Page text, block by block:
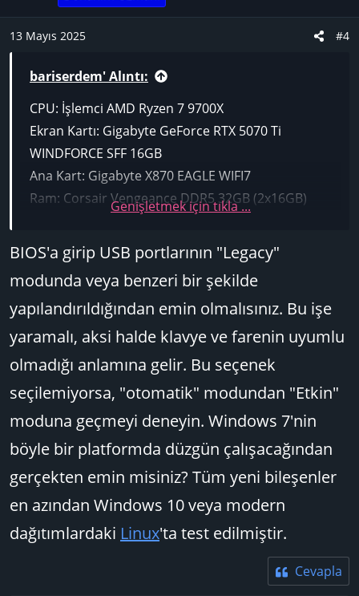
t
13 Mayıs 2025 #4
bariserdem' Alıntı:
CPU: İşlemci AMD Ryzen 7 9700X
Ekran Kartı: Gigabyte GeForce RTX 5070 Ti
WINDFORCE SFF 16GB
Ana Kart: Gigabyte X870 EAGLE WIFI7
Ram: Corsair Vengeance DDR5 32GB (2x16GB)
SSD 1TB (Windows 11): Crucial T500 SSD 1TB
SSD 2TB (Oyun için): WD_BLACK NVMe SSD
Genişletmek için tıkla ...
BIOS'a girip USB portlarının "Legacy"
modunda veya benzeri bir şekilde
yapılandırıldığından emin olmalısınız. Bu işe
yaramalı, aksi halde klavye ve farenin uyumlu
olmadığı anlamına gelir. Bu seçenek
seçilemiyorsa, "otomatik" modundan "Etkin"
moduna geçmeyi deneyin. Windows 7'nin
böyle bir platformda düzgün çalışacağından
gerçekten emin misiniz? Tüm yeni bileşenler
en azından Windows 10 veya modern
dağıtımlardaki Linux'ta test edilmiştir.
Cevapla